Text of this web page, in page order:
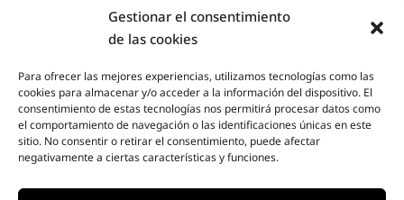
Gestionar el consentimiento
de las cookies
Para ofrecer las mejores experiencias, utilizamos tecnologías como las
cookies para almacenar y/o acceder a la información del dispositivo. El
consentimiento de estas tecnologías nos permitirá procesar datos como
el comportamiento de navegación o las identificaciones únicas en este
sitio. No consentir o retirar el consentimiento, puede afectar
negativamente a ciertas características y funciones.
marzo 2021
febrero 2021
octubre 2020
agosto 2020
junio 2020
mayo 2020